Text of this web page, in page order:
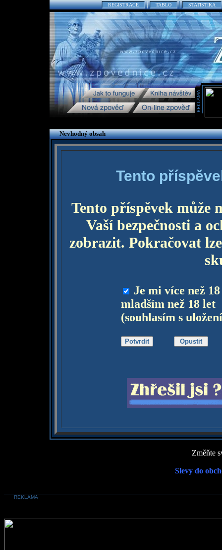
REGISTRACE TABLO STATISTIKA
Nevhodný obsah
Tento
Tento příspěvek může
Vaší bezpečnosti a
zobrazit. Pokračovat
Je mi více než
mladším než 18 let
(souhlasím s
Změňte
Slevy do
REKLAMA